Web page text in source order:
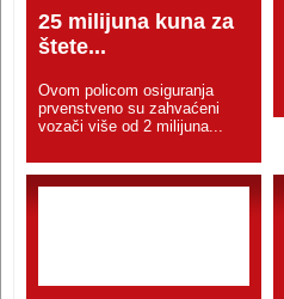
25 milijuna kuna za
štete...
Ovom policom osiguranja
prvenstveno su zahvaćeni
vozači više od 2 milijuna...